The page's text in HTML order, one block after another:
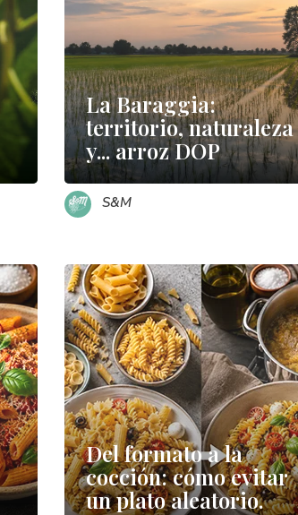
La Baraggia:
territorio, naturaleza
y... arroz DOP
S&M
Del formato a la
cocción: cómo evitar
un plato aleatorio.